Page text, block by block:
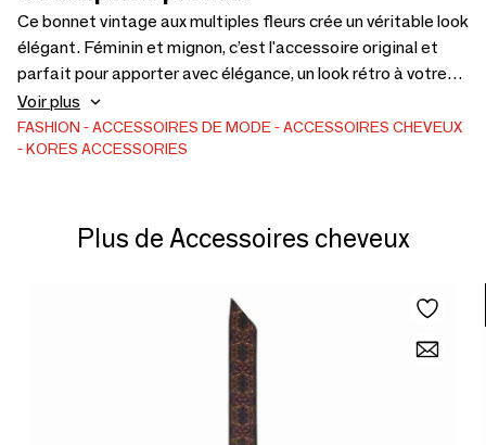
Ce bonnet vintage aux multiples fleurs crée un véritable look
élégant. Féminin et mignon, c’est l'accessoire original et
parfait pour apporter avec élégance, un look rétro à votre
maillot de bain, à la plage ou à la piscine. Fait de 100°/
caoutchouc naturel de grande qualité, il est durable et ne
laisse pas passer l’eau. Taille unique, sa matière stretch
Voir plus
FASHION ACCESSOIRES DE MODE
ACCESSOIRES CHEVEUX
KORES ACCESSORIES
Plus de Accessoires cheveux